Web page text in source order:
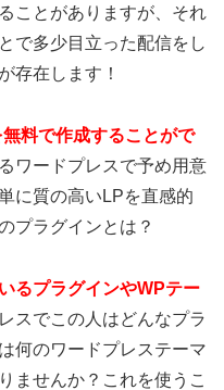
ことがありますが、それ
で多少目立った配信をし
存在します！
料で作成することがで
ワードプレスで予め用意
に質の高いLPを直感的
プラグインとは？
るプラグインやWPテー
スでこの人はどんなプラ
何のワードプレステーマ
ませんか？これを使うこ